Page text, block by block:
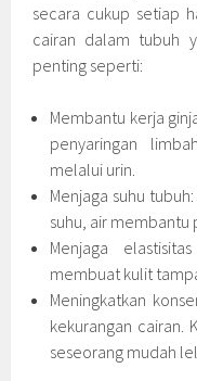
secara cukup setiap
cairan dalam tubuh
penting seperti:
Membantu kerja
penyaringan
melalui urin.
Menjaga suhu
suhu, air membantu
Menjaga
membuat kulit
Meningkatkan
kekurangan cairan.
seseorang mudah